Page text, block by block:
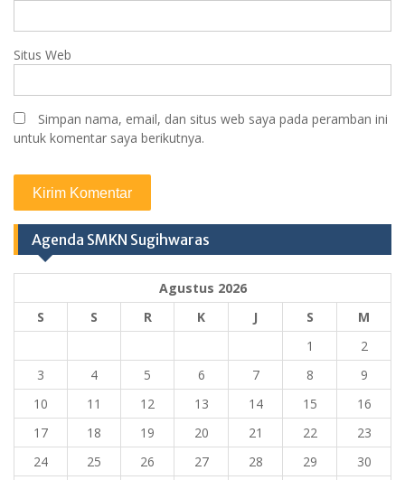
Situs Web
Simpan nama, email, dan situs web saya pada peramban ini
untuk komentar saya berikutnya.
Agenda SMKN Sugihwaras
Agustus 2026
S
S R K J S
M
1
2
3
4 5 6 7 8
9
10
11 12 13 14 15
16
17
18 19 20 21 22
23
24
25 26 27 28 29
30